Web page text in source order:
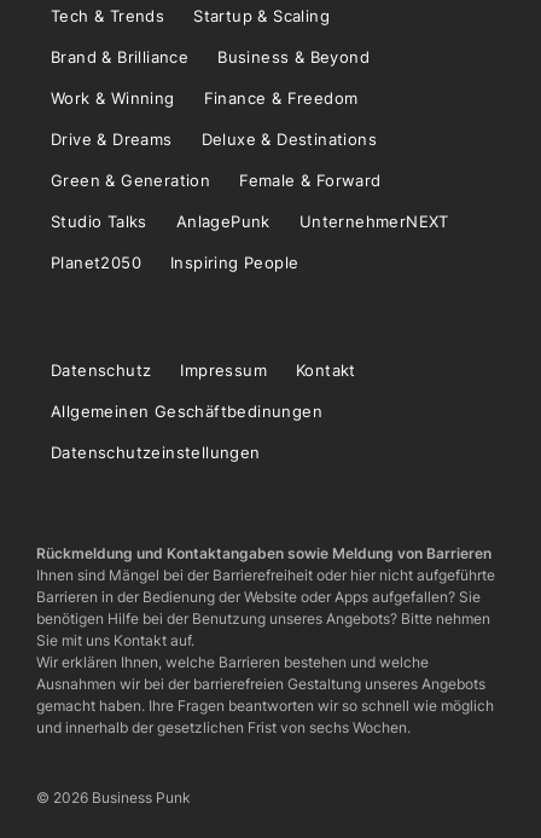
Tech & Trends Startup & Scaling
Brand & Brilliance Business & Beyond
Work & Winning Finance & Freedom
Drive & Dreams Deluxe & Destinations
Green & Generation Female & Forward
Studio Talks AnlagePunk UnternehmerNEXT
Planet2050 Inspiring People
Datenschutz Impressum Kontakt
Allgemeinen Geschäftbedinungen
Datenschutzeinstellungen
Rückmeldung und Kontaktangaben sowie Meldung von Barrieren
Ihnen sind Mängel bei der Barrierefreiheit oder hier nicht aufgeführte
Barrieren in der Bedienung der Website oder Apps aufgefallen? Sie
benötigen Hilfe bei der Benutzung unseres Angebots? Bitte nehmen
Sie mit uns Kontakt auf.
Wir erklären Ihnen, welche Barrieren bestehen und welche
Ausnahmen wir bei der barrierefreien Gestaltung unseres Angebots
gemacht haben. Ihre Fragen beantworten wir so schnell wie möglich
und innerhalb der gesetzlichen Frist von sechs Wochen.
© 2026 Business Punk